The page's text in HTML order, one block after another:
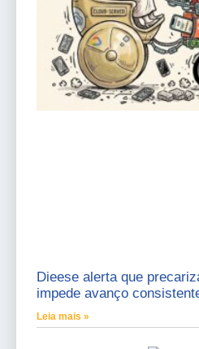
Dieese alerta que
impede avanço
Leia mais »